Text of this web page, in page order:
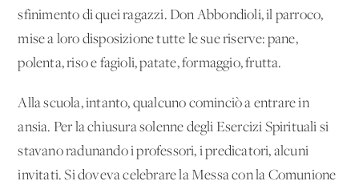
sfinimento di quei ragazzi. Don Abbondioli, il parroco,
mise a loro disposizione tutte le sue riserve: pane,
polenta, riso e fagioli, patate, formaggio, frutta.
Alla scuola, intanto, qualcuno cominciò a entrare in
ansia. Per la chiusura solenne degli Esercizi Spirituali si
stavano radunando i professori, i predicatori, alcuni
invitati. Si doveva celebrare la Messa con la Comunione